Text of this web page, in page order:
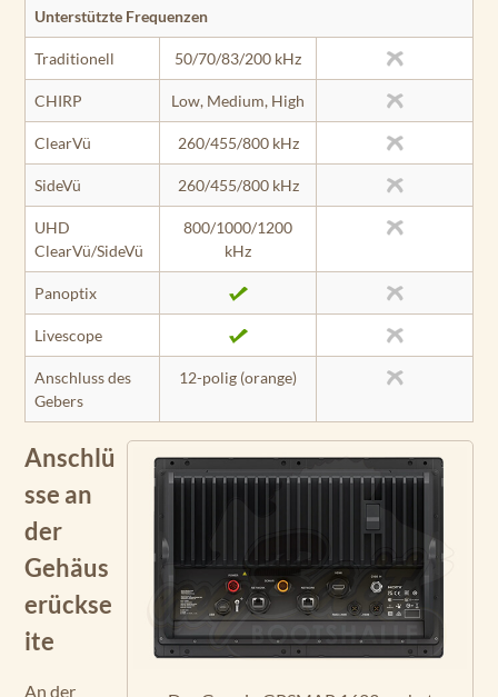
Unterstützte Frequenzen
Traditionell 50/70/83/200 kHz
CHIRP Low, Medium, High
ClearVü 260/455/800 kHz
SideVü 260/455/800 kHz
UHD
ClearVü/SideVü
800/1000/1200
kHz
Panoptix
Livescope
Anschluss des
Gebers
12-polig (orange)
Anschlü
sse an
der
Gehäus
erückse
ite
An der